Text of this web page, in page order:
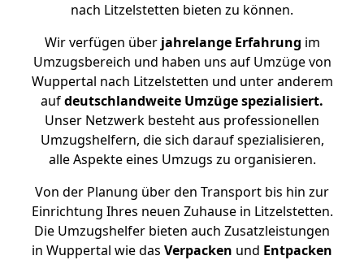
nach Litzelstetten bieten zu können.
Wir verfügen überjahrelange Erfahrung im
Umzugsbereich und haben uns auf Umzüge von
Wuppertal nach Litzelstetten und unter anderem
aufdeutschlandweite Umzüge spezialisiert.
Unser Netzwerk besteht aus professionellen
Umzugshelfern, die sich darauf spezialisieren,
alle Aspekte eines Umzugs zu organisieren.
Von der Planung über den Transport bis hin zur
Einrichtung Ihres neuen Zuhause in Litzelstetten.
Die Umzugshelfer bieten auch Zusatzleistungen
in Wuppertal wie das Verpacken und Entpacken